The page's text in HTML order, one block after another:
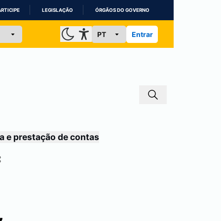
LEGISLAÇÃO ÓRGÃOS DO GOVERNO
Entrar
e prestação de contas